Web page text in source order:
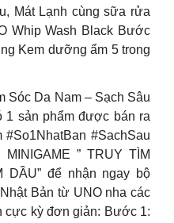
Mát Lạnh cùng sữa rửa
Whip Wash Black Bước
Kem dưỡng ẩm 5 trong
Sóc Da Nam – Sạch Sâu
1 sản phẩm được bán ra
#SachSau
” TRUY TÌM
DẦU” để nhận ngay bộ
Bản từ UNO nha các
cực kỳ đơn giản: Bước 1: